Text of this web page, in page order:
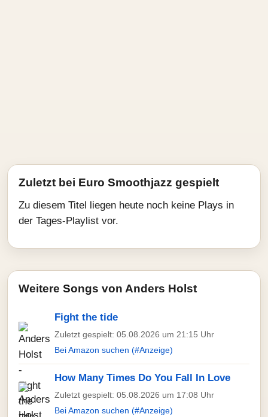
Zuletzt bei Euro Smoothjazz gespielt
Zu diesem Titel liegen heute noch keine Plays in
der Tages-Playlist vor.
Weitere Songs von Anders Holst
Fight the tide
Zuletzt gespielt: 05.08.2026 um 21:15 Uhr
Bei Amazon suchen (#Anzeige)
How Many Times Do You Fall In Love
Zuletzt gespielt: 05.08.2026 um 17:08 Uhr
Bei Amazon suchen (#Anzeige)